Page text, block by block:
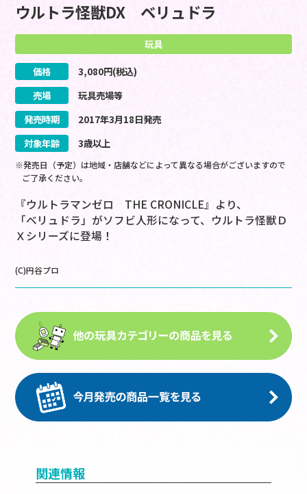
ウルトラ怪獣DX ベリュドラ
玩具
価格 3,080円(税込)
売場
玩具売場等
発売時期
2017年3月18日発売
対象年齢
3歳以上
※発売日（予定）は地域・店舗などによって異なる場合がございますので
ご了承ください。
『ウルトラマンゼロ THE CRONICLE』より、
「ベリュドラ」がソフビ人形になって、ウルトラ怪獣Ｄ
Ｘシリーズに登場！
(C)円谷プロ
関連情報